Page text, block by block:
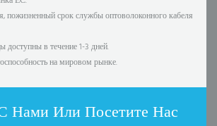
пожизненный срок службы оптоволоконного кабеля
доступны в течение 1-3 дней.
на мировом рынке.
Нами Или Посетите Нас